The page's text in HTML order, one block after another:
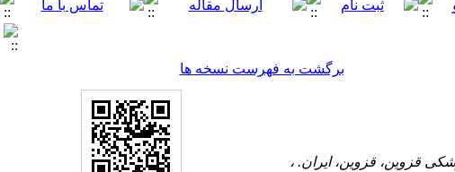
برگشت به فهرست نسخه ها
قزوین، قزوین، ایران. ،